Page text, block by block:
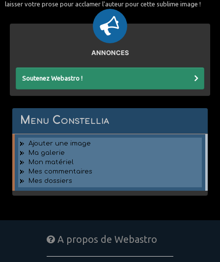
laisser votre prose pour acclamer l'auteur pour cette sublime image !
ANNONCES
Soutenez Webastro !
Menu Constellia
Ajouter une image
Ma galerie
Mon matériel
Mes commentaires
Mes dossiers
A propos de Webastro